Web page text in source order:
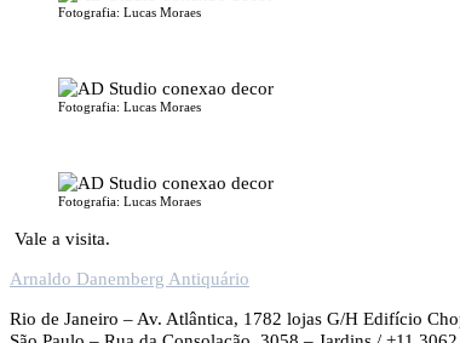
Fotografia: Lucas Moraes
Fotografia: Lucas Moraes
Fotografia: Lucas Moraes
Vale a visita.
Arnaldo Danemberg Antiquário
Rio de Janeiro – Av. Atlântica, 1782 lojas G/H Edifício